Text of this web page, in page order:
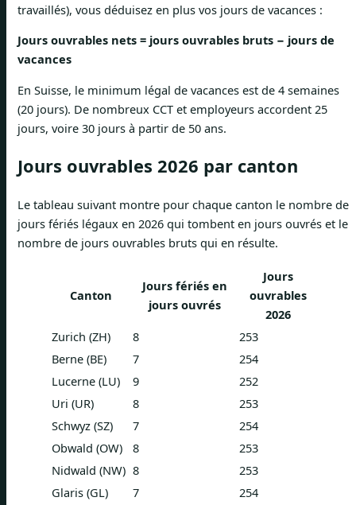
travaillés), vous déduisez en plus vos jours de vacances :
Jours ouvrables nets = jours ouvrables bruts − jours de
vacances
En Suisse, le minimum légal de vacances est de 4 semaines
(20 jours). De nombreux CCT et employeurs accordent 25
jours, voire 30 jours à partir de 50 ans.
Jours ouvrables 2026 par canton
Le tableau suivant montre pour chaque canton le nombre de
jours fériés légaux en 2026 qui tombent en jours ouvrés et le
nombre de jours ouvrables bruts qui en résulte.
Canton
Jours fériés en
jours ouvrés
Jours
ouvrables
2026
Zurich (ZH)
8
253
Berne (BE)
7
254
Lucerne (LU)
9
252
Uri (UR)
8
253
Schwyz (SZ)
7
254
Obwald (OW)
8
253
Nidwald (NW) 8
253
Glaris (GL)
7
254